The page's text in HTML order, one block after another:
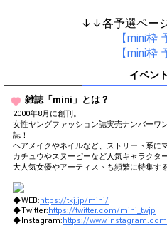
↓↓各予選ペー
【mini枠
【mini枠
イベン
雑誌「mini」とは？
2000年8月に創刊。
女性ヤングファッション誌実売ナンバーワ
誌！
ヘアメイクやネイルなど、ストリート系に
カチュウやスヌーピーなど人気キャラクタ
大人気女優やアーティストも頻繁に特集す
◆WEB:https://tkj.jp/mini/
◆Twitter:https://twitter.com/mini_twjp
◆Instagram:https://